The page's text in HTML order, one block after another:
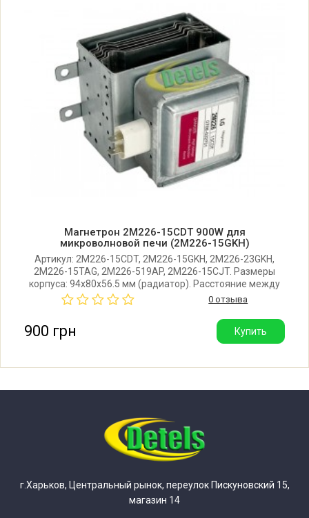
Магнетрон 2M226-15CDT 900W для
микроволновой печи (2M226-15GKH)
Артикул: 2M226-15CDT, 2M226-15GKH, 2M226-23GKH,
2M226-15TAG, 2M226-519AP, 2M226-15CJT. Размеры
корпуса: 94x80x56.5 мм (радиатор). Расстояние между
центрами отверстий крепления: 114,5x45 мм. Мощность:
900W. Количество пластин: 6. Производитель: Китай.
0 отзыва
900 грн Купить
г.Харьков, Центральный рынок, переулок Пискуновский 15,
магазин 14